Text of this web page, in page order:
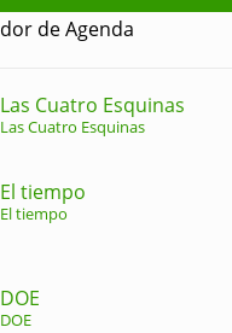
Las Cuatro Esquinas
Las Cuatro Esquinas
El tiempo
El tiempo
DOE
DOE